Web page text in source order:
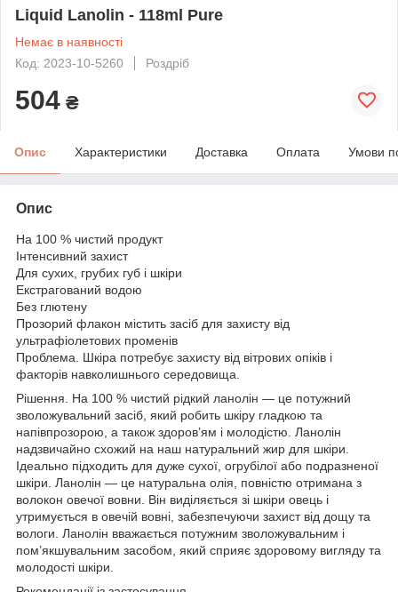
Liquid Lanolin - 118ml Pure
Немає в наявності
Код: 2023-10-5260
Роздріб
504 ₴
Опис Характеристики Доставка Оплата Умови
Опис
На 100 % чистий продукт
Інтенсивний захист
Для сухих, грубих губ і шкіри
Екстрагований водою
Без глютену
Прозорий флакон містить засіб для захисту від
ультрафіолетових променів
Проблема. Шкіра потребує захисту від вітрових опіків і
факторів навколишнього середовища.
Рішення. На 100 % чистий рідкий ланолін — це потужний
зволожувальний засіб, який робить шкіру гладкою та
напівпрозорою, а також здоров’ям і молодістю. Ланолін
надзвичайно схожий на наш натуральний жир для шкіри.
Ідеально підходить для дуже сухої, огрубілої або подразненої
шкіри. Ланолін — це натуральна олія, повністю отримана з
волокон овечої вовни. Він виділяється зі шкіри овець і
утримується в овечій вовні, забезпечуючи захист від дощу та
вологи. Ланолін вважається потужним зволожувальним і
пом’якшувальним засобом, який сприяє здоровому вигляду та
молодості шкіри.